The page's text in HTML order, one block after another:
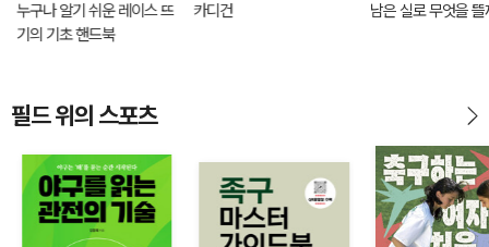
누구나 알기 쉬운 레이스 뜨
기의 기초 핸드북
카디건 남은 실로 무엇을 뜰
필드 위의 스포츠